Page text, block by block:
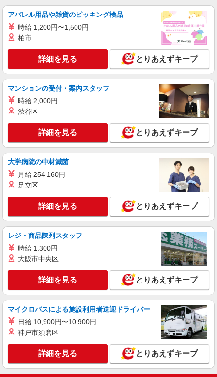
株式会社シエロ
【softbank】人気機種に詳しくなれる携帯販
売
時給1500円〜 ※残業代支給 ★交通費別途支給
+゜ 入社祝い金10万円支給(規定有) お友達を紹介
頂くと, インセンティブ支給(規定有) ★月2回払
い・週払い可能（規程有）★ ゜・。○。・゜
+゜・。○。・゜+゜
佐賀県佐賀市のsoftbankショップ
キープ 詳細を見る
派遣社員
株式会社シエロ
【ソフトバンク】の店舗スタッフ
月給209721円〜256438円 固定残業代:26331
円〜33098円（20時間相当） ※時間外手当は時間
外労働の有無にかかわらず、固定残業代として支
給し、相当時間を超える時間外労働分は法定どお
り追加で支給します。 ※試用期間あり3ヶ月円〜
※残業代支給 ★交通費別途支給（規定あり） ゜
+゜・。○。・゜+゜・。○。・゜+゜ 入社祝い金10
万円支給(規定有) お友達を紹介頂くと, インセンテ
ィブ支給(規定有) ゜・。○。・゜+゜・。○。・゜
佐賀県佐賀市のsoftbankショップ
キープ 詳細を見る
派遣社員
株式会社シエロ
スマホ携帯販売【エーユー】
月給259200円〜300000円（経験・能力によ
る） ※研修期間6か月・時給1500円〜 ※残業代支
給 ★交通費別途支給（規定あり） ゜+゜・。
○。・゜+゜・。○。・゜+゜ 入社祝い金10万円支
給(規定有) ゜・。○。・゜+゜・。○。・゜+゜
キープ 詳細を見る
紹介予定派遣
株式会社シエロ
携帯販売スタッフ【docomo】
時給1400円〜1600円（経験・能力による） ※
残業代支給 ★交通費別途支給（規定あり） ゜
+゜・。○。・゜+゜・。○。・゜+゜ 入社祝い金10
万円支給(規定有) お友達を紹介頂くと, インセンテ
ィブ支給(規定有) ★月2回払い・週払い可能（規程
有）★ ゜・。○。・゜+゜・。○。・゜+゜
佐賀県佐賀市の家電量販店
キープ 詳細を見る
アパレル用品や雑貨のピッキング検品
時給 1,200円〜1,500円
柏市
詳細を見る とりあえずキープ
マンションの受付・案内スタッフ
時給 2,000円
渋谷区
詳細を見る とりあえずキープ
大学病院の中材滅菌
月給 254,160円
足立区
詳細を見る とりあえずキープ
レジ・商品陳列スタッフ
時給 1,300円
大阪市中央区
詳細を見る とりあえずキープ
マイクロバスによる施設利用者送迎ドライバー
日給 10,900円〜10,900円
神戸市須磨区
詳細を見る とりあえずキープ